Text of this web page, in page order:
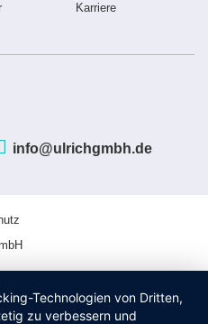
Karriere
info@ulrichgmbh.de
Technologien von Dritten,
zu verbessern und